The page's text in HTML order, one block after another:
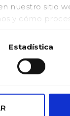
nuestro sitio
y cómo
policy.html)
Estadística